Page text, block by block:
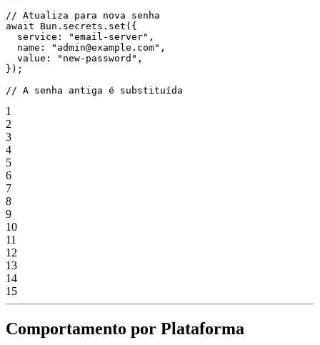
// Atualiza para nova senha
await Bun.secrets. set ({
  service:
"email-server" ,
  name:
"admin@example.com" ,
  value:
"new-password" ,
});
// A senha antiga é substituída
1
2
3
4
5
6
7
8
9
10
11
12
13
14
15
Comportamento por Plataforma